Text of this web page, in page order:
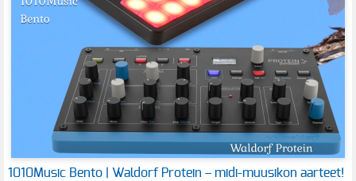
1010Music Bento | Waldorf Protein – midi-muusikon aarteet!